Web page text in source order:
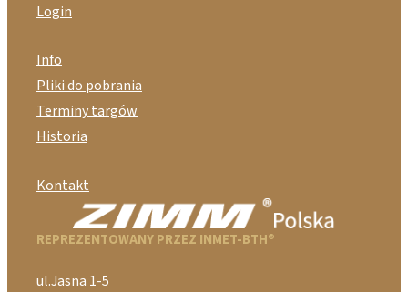
Login
Info
Pliki do pobrania
Terminy targów
Historia
Kontakt
REPREZENTOWANY PRZEZ INMET-BTH®
ul.Jasna 1-5